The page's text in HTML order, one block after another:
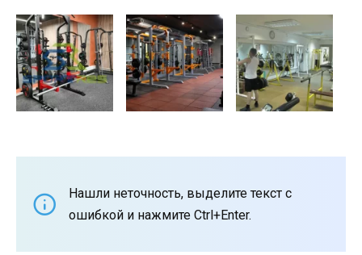
Нашли неточность, выделите текст с
ошибкой и нажмите Ctrl+Enter.